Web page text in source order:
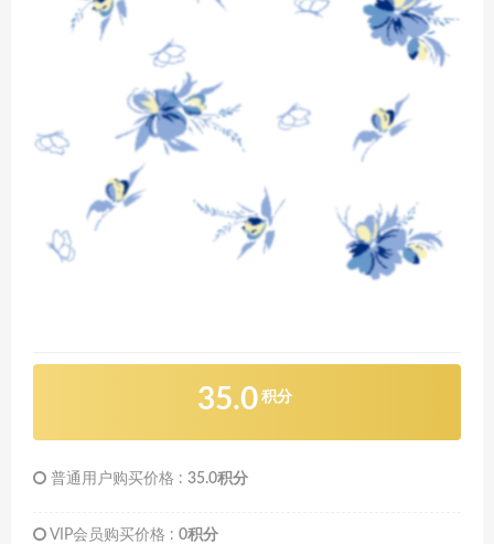
35.0 积分
普通用户购买价格 : 35.0积分
VIP会员购买价格 : 0积分